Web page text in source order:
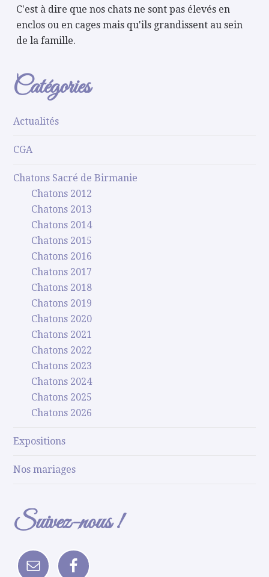
C'est à dire que nos chats ne sont pas élevés en
enclos ou en cages mais qu'ils grandissent au sein
de la famille.
Catégories
Actualités
CGA
Chatons Sacré de Birmanie
Chatons 2012
Chatons 2013
Chatons 2014
Chatons 2015
Chatons 2016
Chatons 2017
Chatons 2018
Chatons 2019
Chatons 2020
Chatons 2021
Chatons 2022
Chatons 2023
Chatons 2024
Chatons 2025
Chatons 2026
Expositions
Nos mariages
Suivez-nous !